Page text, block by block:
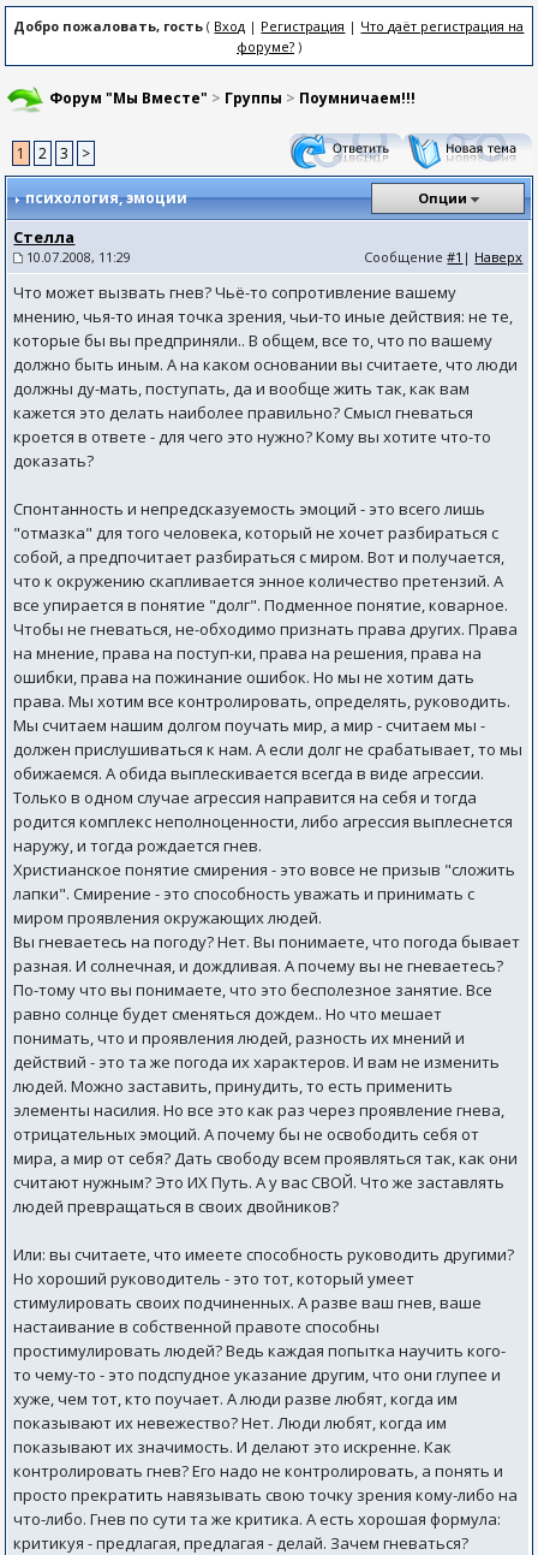
Добро пожаловать, гость ( Вход | Регистрация | Что даёт регистрация на
форуме?)
Форум "Мы Вместе" > Группы > Поумничаем!!!
1 2 3 >
психология, эмоции Опции
Стелла
10.07.2008, 11:29 Сообщение#1 | Наверх
Что может вызвать гнев? Чьё-то сопротивление вашему
мнению, чья-то иная точка зрения, чьи-то иные действия: не те,
которые бы вы предприняли.. В общем, все то, что по вашему
должно быть иным. А на каком основании вы считаете, что люди
должны ду-мать, поступать, да и вообще жить так, как вам
кажется это делать наиболее правильно? Смысл гневаться
кроется в ответе - для чего это нужно? Кому вы хотите что-то
доказать?
Спонтанность и непредсказуемость эмоций - это всего лишь
"отмазка" для того человека, который не хочет разбираться с
собой, а предпочитает разбираться с миром. Вот и получается,
что к окружению скапливается энное количество претензий. А
все упирается в понятие "долг". Подменное понятие, коварное.
Чтобы не гневаться, не-обходимо признать права других. Права
на мнение, права на поступ-ки, права на решения, права на
ошибки, права на пожинание ошибок. Но мы не хотим дать
права. Мы хотим все контролировать, определять, руководить.
Мы считаем нашим долгом поучать мир, а мир - считаем мы -
должен прислушиваться к нам. А если долг не срабатывает, то мы
обижаемся. А обида выплескивается всегда в виде агрессии.
Только в одном случае агрессия направится на себя и тогда
родится комплекс неполноценности, либо агрессия выплеснется
наружу, и тогда рождается гнев.
Христианское понятие смирения - это вовсе не призыв "сложить
лапки". Смирение - это способность уважать и принимать с
миром проявления окружающих людей.
Вы гневаетесь на погоду? Нет. Вы понимаете, что погода бывает
разная. И солнечная, и дождливая. А почему вы не гневаетесь?
По-тому что вы понимаете, что это бесполезное занятие. Все
равно солнце будет сменяться дождем.. Но что мешает
понимать, что и проявления людей, разность их мнений и
действий - это та же погода их характеров. И вам не изменить
людей. Можно заставить, принудить, то есть применить
элементы насилия. Но все это как раз через проявление гнева,
отрицательных эмоций. А почему бы не освободить себя от
мира, а мир от себя? Дать свободу всем проявляться так, как они
считают нужным? Это ИХ Путь. А у вас СВОЙ. Что же заставлять
людей превращаться в своих двойников?
Или: вы считаете, что имеете способность руководить другими?
Но хороший руководитель - это тот, который умеет
стимулировать своих подчиненных. А разве ваш гнев, ваше
настаивание в собственной правоте способны
простимулировать людей? Ведь каждая попытка научить кого-
то чему-то - это подспудное указание другим, что они глупее и
хуже, чем тот, кто поучает. А люди разве любят, когда им
показывают их невежество? Нет. Люди любят, когда им
показывают их значимость. И делают это искренне. Как
контролировать гнев? Его надо не контролировать, а понять и
просто прекратить навязывать свою точку зрения кому-либо на
что-либо. Гнев по сути та же критика. А есть хорошая формула:
критикуя - предлагая, предлагая - делай. Зачем гневаться?